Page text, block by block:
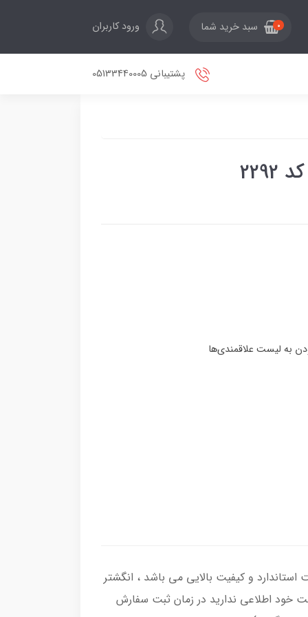
0 سبد خرید شما ورود کاربران
پشتیبانی 05133440005
اصل با عیار بین المللی 925 ساخته شده و دارای ضخامت استاندارد و کیفیت بالایی می‌ باشد ، انگشتر
خود اطلاعی ندارید در زمان ثبت سفارش